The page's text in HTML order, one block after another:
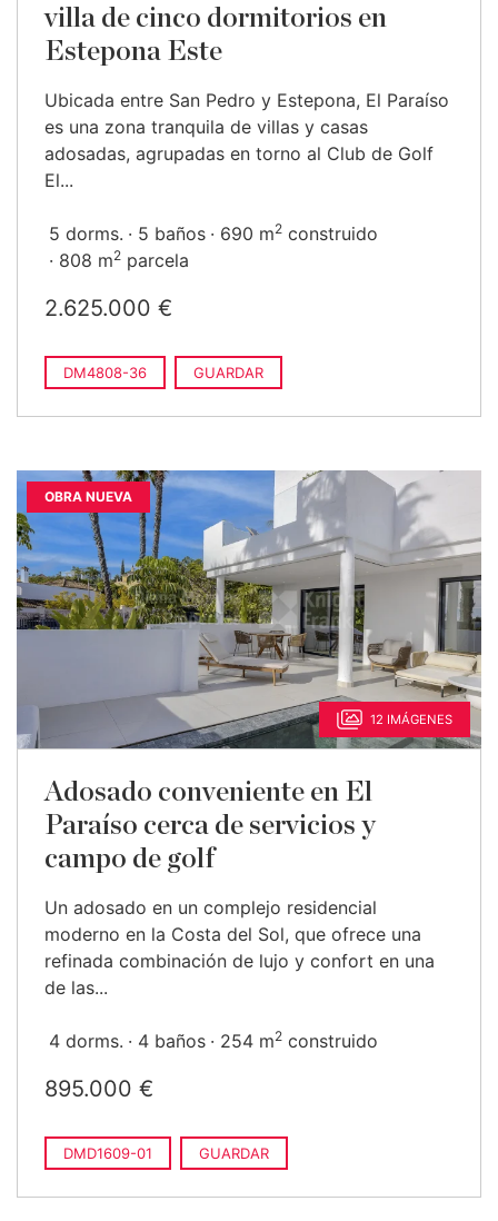
villa de cinco dormitorios en
Estepona Este
Ubicada entre San Pedro y Estepona, El Paraíso
es una zona tranquila de villas y casas
adosadas, agrupadas en torno al Club de Golf
El...
5 dorms. 5 baños 690 m2 construido
808 m2 parcela
2.625.000 €
DM4808-36 GUARDAR
OBRA NUEVA
12 IMÁGENES
Adosado conveniente en El
Paraíso cerca de servicios y
campo de golf
Un adosado en un complejo residencial
moderno en la Costa del Sol, que ofrece una
refinada combinación de lujo y confort en una
de las...
4 dorms. 4 baños 254 m2 construido
895.000 €
DMD1609-01 GUARDAR